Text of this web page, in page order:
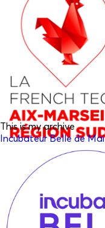
This is my archive
Incubateur Belle de Mai